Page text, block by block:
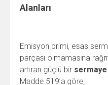
Alanları
Emisyon primi, esas
parçası olmamasına
artıran güçlü bir
Madde 519’a göre;